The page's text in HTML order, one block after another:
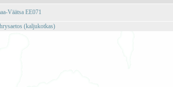
Väätsa EE071
(kaljukotkas)